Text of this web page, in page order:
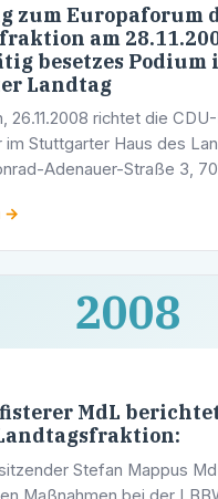
zum Europaforum
am
besetzes Podium
Landtag
26.11.2008 richtet die
im Stuttgarter Haus des
Adenauer-Straße 3,
→
2008
MdL
Stefan Mappus